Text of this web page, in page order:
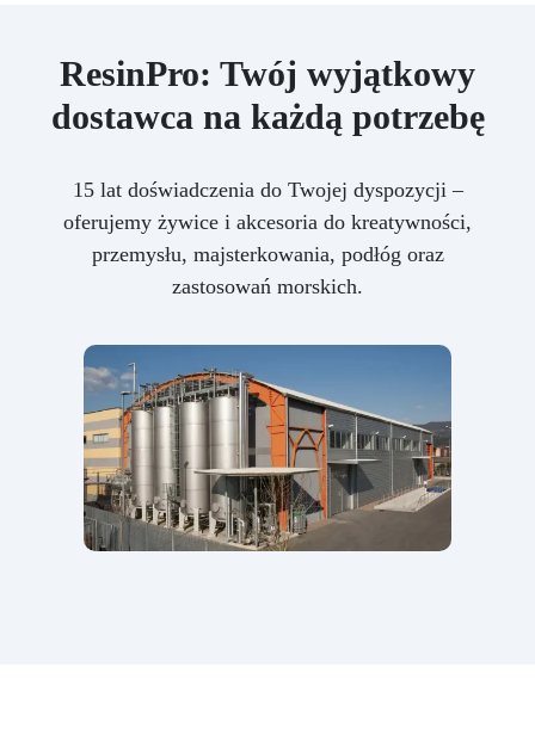
ResinPro: Twój wyjątkowy
dostawca na każdą potrzebę
15 lat doświadczenia do Twojej dyspozycji –
oferujemy żywice i akcesoria do kreatywności,
przemysłu, majsterkowania, podłóg oraz
zastosowań morskich.